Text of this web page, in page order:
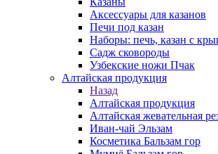
Аксессуары для казанов
Печи под казан
Наборы: печь, казан с
Садж сковороды
Узбекские ножи Пчак
Алтайская продукция
Назад
Алтайская продукция
Алтайская жевательная
Иван-чай Эльзам
Косметика Бальзам гор